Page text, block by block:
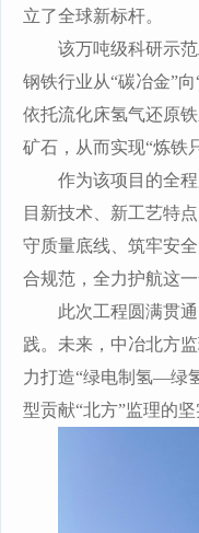
立了全球新标杆。
该万吨级科研示
钢铁行业从“碳冶金”
依托流化床氢气还原
矿石，从而实现“炼铁
作为该项目的全
目新技术、新工艺特
守质量底线、筑牢安
合规范，全力护航这
此次工程圆满贯
践。未来，中冶北方
力打造“绿电制氢—绿
型贡献“北方”监理的坚